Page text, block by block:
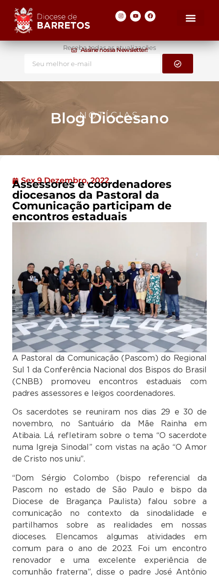
Assine nossa Newsletter!
Receba todas as atualizações
NOTÍCIAS
Blog Diocesano
Sex 9 Dezembro, 2022
Assessores e coordenadores
diocesanos da Pastoral da
Comunicação participam de
encontros estaduais
A Pastoral da Comunicação (Pascom) do Regional
Sul 1 da Conferência Nacional dos Bispos do Brasil
(CNBB) promoveu encontros estaduais com
padres assessores e leigos coordenadores.
Os sacerdotes se reuniram nos dias 29 e 30 de
novembro, no Santuário da Mãe Rainha em
Atibaia. Lá, refletiram sobre o tema “O sacerdote
numa Igreja Sinodal” com vistas na ação “O Amor
de Cristo nos uniu”.
“Dom Sérgio Colombo (bispo referencial da
Pascom no estado de São Paulo e bispo da
Diocese de Bragança Paulista) falou sobre a
comunicação no contexto da sinodalidade e
partilhamos sobre as realidades em nossas
dioceses. Elencamos algumas atividades em
comum para o ano de 2023. Foi um encontro
renovador e uma excelente experiência de
comunhão fraterna”, disse o padre José Antônio